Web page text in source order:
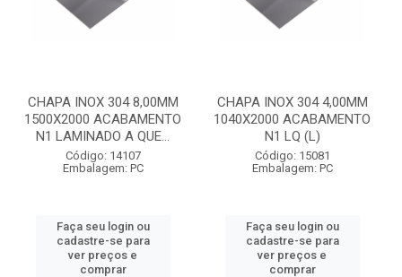
CHAPA INOX 304 8,00MM
1500X2000 ACABAMENTO
N1 LAMINADO A QUE...
Código: 14107
Embalagem: PC
Faça seu login ou
cadastre-se para
ver preços e
comprar
CHAPA INOX 304 4,00MM
1040X2000 ACABAMENTO
N1 LQ (L)
Código: 15081
Embalagem: PC
Faça seu login ou
cadastre-se para
ver preços e
comprar